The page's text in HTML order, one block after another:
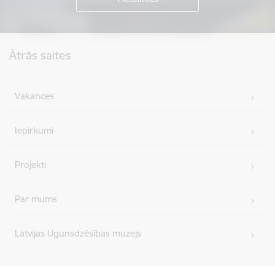
Ātrās saites
Vakances
Iepirkumi
Projekti
Par mums
Latvijas Ugunsdzēsības muzejs